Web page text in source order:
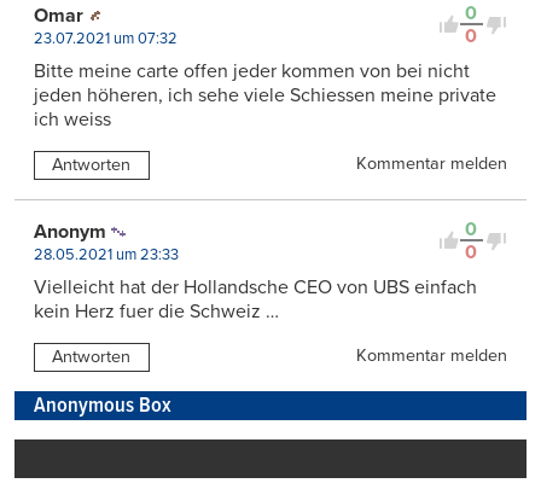
0
0
Omar
23.07.2021 um 07:32
Bitte meine carte offen jeder kommen von bei nicht
jeden höheren, ich sehe viele Schiessen meine private
ich weiss
Antworten Kommentar melden
0
0
Anonym
28.05.2021 um 23:33
Vielleicht hat der Hollandsche CEO von UBS einfach
kein Herz fuer die Schweiz …
Antworten Kommentar melden
Anonymous Box